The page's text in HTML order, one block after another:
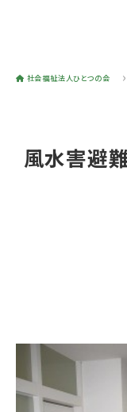
社会福祉法人ひとつの会
風水害避